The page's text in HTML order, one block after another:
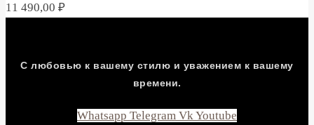
11 490,00 ₽
С любовью к вашему стилю и уважением к вашему
времени.
Whatsapp Telegram VkYoutube